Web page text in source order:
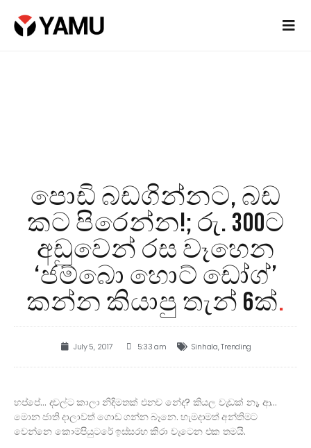
පොඩි බඩගින්නට, බඩ
කට පිරෙන්න!; රු. 300ට
අඩුවෙන් රස වෑහෙන
‘ජම්බො හොට් ඩෝග්’
කන්න කියාපු තැන් 6ක්.
July 5, 2017 5:33 am Sinhala,Trending
හප්පේ… දවල්ට කාලා නිදිමතක් එනව නේද? කියල වැඩක් නෑ, ආ…
මොන ජාති දාලාවත් ගොඩ ගන්න බෑනෙ. හැමදාමත් අන්තිමට
වෙන්නෙ කොම්පියුටරේ ඉස්සරහ කිරා වැටෙන එක තමයි.